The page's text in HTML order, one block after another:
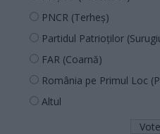
PNCR (Terheș)
Partidul Patrioților
FAR (Coarnă)
România pe Primul Loc
Altul